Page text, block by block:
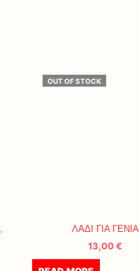
OUT OF STOCK
ΛΑΔΙ ΓΙΑ ΓΕΝΙΑ
13,00€